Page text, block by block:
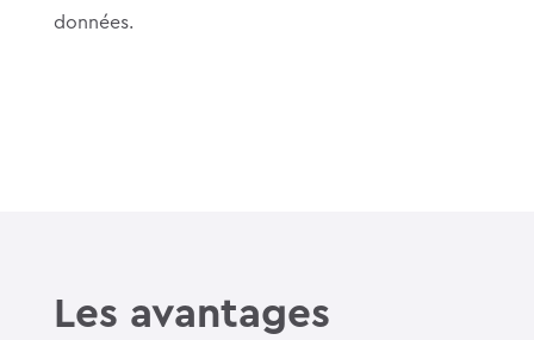
données.
Les avantages